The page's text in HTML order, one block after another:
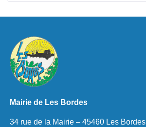
Mairie de Les Bordes
34 rue de la Mairie – 45460 Les Bordes